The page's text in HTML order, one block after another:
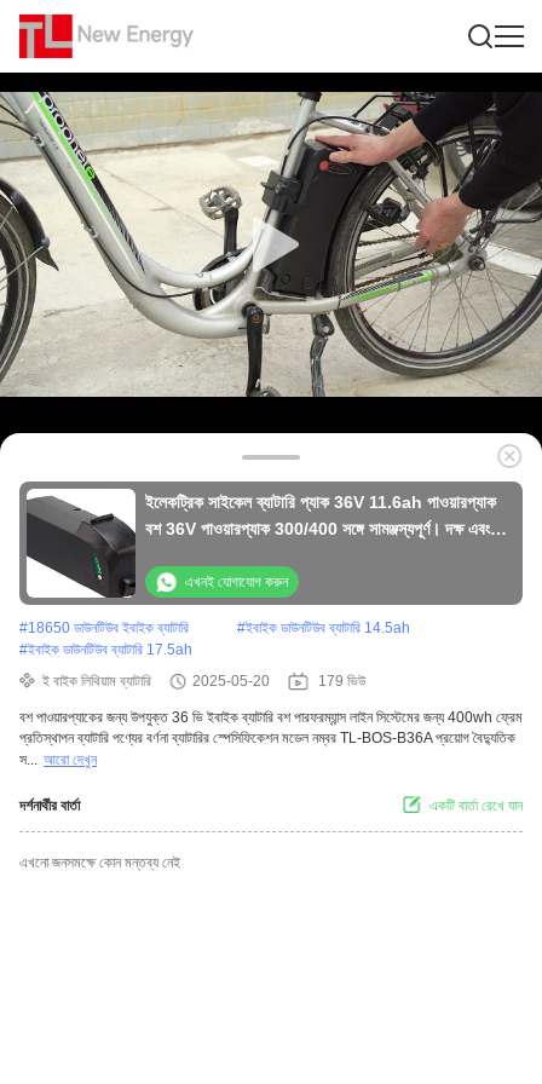
ইলেকট্রিক সাইকেল ব্যাটারি প্যাক 36V 11.6ah পাওয়ারপ্যাক
বশ 36V পাওয়ারপ্যাক 300/400 সঙ্গে সামঞ্জস্যপূর্ণ। দক্ষ এবং
এখনই যোগাযোগ করুন
#18650 ডাউনটিউব ইবাইক ব্যাটারি #ইবাইক ডাউনটিউব ব্যাটারি 14.5ah
#ইবাইক ডাউনটিউব ব্যাটারি 17.5ah
ই বাইক লিথিয়াম ব্যাটারি
2025-05-20 179 ভিউ
বশ পাওয়ারপ্যাকের জন্য উপযুক্ত 36 ভি ইবাইক ব্যাটারি বশ পারফরম্যান্স লাইন সিস্টেমের জন্য 400wh ফ্রেম
প্রতিস্থাপন ব্যাটারি পণ্যের বর্ণনা ব্যাটারির স্পেসিফিকেশন মডেল নম্বর TL-BOS-B36A প্রয়োগ বৈদ্যুতিক
স... আরো দেখুন
দর্শনার্থীর বার্তা একটি বার্তা রেখে যান
এখনো জনসমক্ষে কোন মন্তব্য নেই